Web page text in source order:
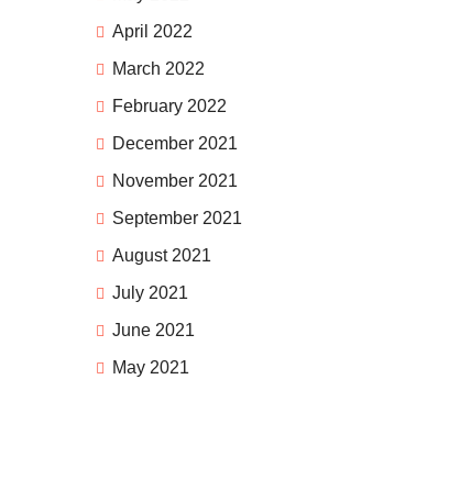
April 2022
March 2022
February 2022
December 2021
November 2021
September 2021
August 2021
July 2021
June 2021
May 2021